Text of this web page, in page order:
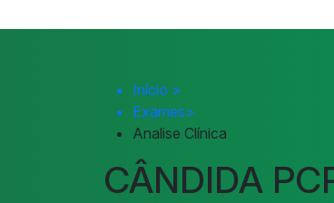
Início >
Exames>
Analise Clínica
CÂNDIDA